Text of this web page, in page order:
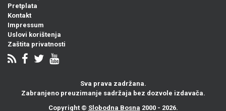
Pretplata
Kontakt
Impressum
Uslovi korištenja
Zaštita privatnosti
Sva prava zadržana.
Zabranjeno preuzimanje sadržaja bez dozvole izdavača.
Copyright © Slobodna Bosna 2000 - 2026.